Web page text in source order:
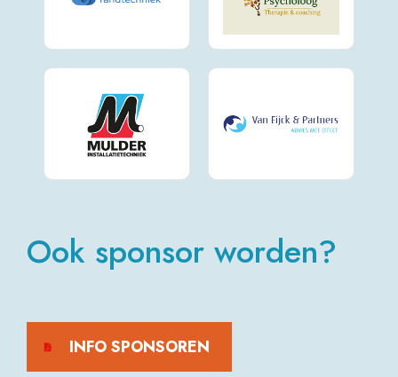
Ook sponsor worden?
INFO SPONSOREN